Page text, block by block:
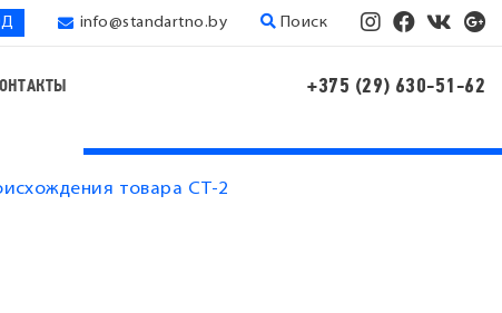
info@standartno.by Поиск
+375 (29) 630-51-62
товара СТ-2